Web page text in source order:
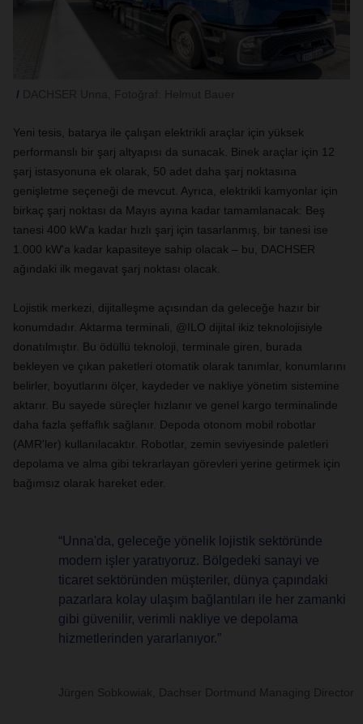
Yeni tesis, batarya ile çalışan elektrikli araçlar için yüksek
performanslı bir şarj altyapısı da sunacak. Binek araçlar için 12
şarj istasyonuna ek olarak, 50 adet daha şarj noktasına
genişletme seçeneği de mevcut. Ayrıca, elektrikli kamyonlar için
birkaç şarj noktası da Mayıs ayına kadar tamamlanacak: Beş
tanesi 400 kW'a kadar hızlı şarj için tasarlanmış, bir tanesi ise
1.000 kW'a kadar kapasiteye sahip olacak – bu, DACHSER
ağındaki ilk megavat şarj noktası olacak.
Lojistik merkezi, dijitalleşme açısından da geleceğe hazır bir
konumdadır. Aktarma terminali, @ILO dijital ikiz teknolojisiyle
donatılmıştır. Bu ödüllü teknoloji, terminale giren, burada
bekleyen ve çıkan paketleri otomatik olarak tanımlar, konumlarını
belirler, boyutlarını ölçer, kaydeder ve nakliye yönetim sistemine
aktarır. Bu sayede süreçler hızlanır ve genel kargo terminalinde
daha fazla şeffaflık sağlanır. Depoda otonom mobil robotlar
(AMR'ler) kullanılacaktır. Robotlar, zemin seviyesinde paletleri
depolama ve alma gibi tekrarlayan görevleri yerine getirmek için
bağımsız olarak hareket eder.
“Unna'da, geleceğe yönelik lojistik sektöründe
modern işler yaratıyoruz. Bölgedeki sanayi ve
ticaret sektöründen müşteriler, dünya çapındaki
pazarlara kolay ulaşım bağlantıları ile her zamanki
gibi güvenilir, verimli nakliye ve depolama
hizmetlerinden yararlanıyor.”
Jürgen Sobkowiak, Dachser Dortmund Managing Director